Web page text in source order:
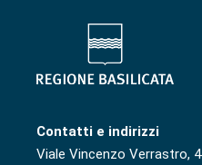
Contatti e indirizzi
Viale Vincenzo Verrastro, 4